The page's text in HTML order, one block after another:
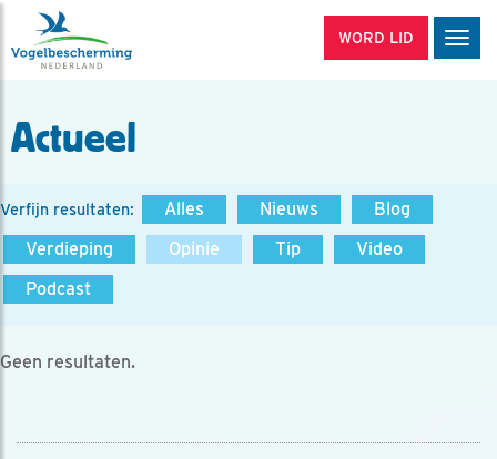
WORD LID
Actueel
Verfijn resultaten: Alles Nieuws
Blog
Verdieping
Opinie Tip
Video
Podcast
Geen resultaten.